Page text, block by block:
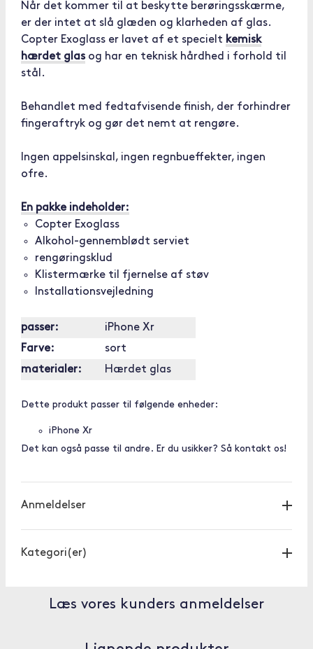
Når det kommer til at beskytte berøringsskærme,
er der intet at slå glæden og klarheden af glas.
Copter Exoglass er lavet af et specielt kemisk
hærdet glasog har en teknisk hårdhed i forhold til
stål.
Behandlet med fedtafvisende finish, der forhindrer
fingeraftryk og gør det nemt at rengøre.
Ingen appelsinskal, ingen regnbueffekter, ingen
ofre.
En pakke indeholder:
Copter Exoglass
Alkohol-gennemblødt serviet
rengøringsklud
Klistermærke til fjernelse af støv
Installationsvejledning
passer:
iPhone Xr
Farve:
sort
materialer:
Hærdet glas
Dette produkt passer til følgende enheder:
iPhone Xr
Det kan også passe til andre. Er du usikker? Så kontakt os!
Anmeldelser
Kategori(er)
Læs vores kunders anmeldelser